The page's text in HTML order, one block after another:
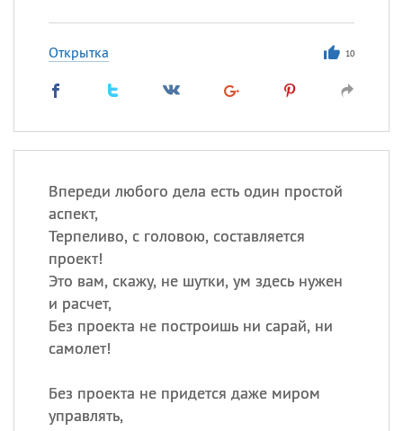
Открытка 10
Впереди любого дела есть один простой
аспект,
Терпеливо, с головою, составляется
проект!
Это вам, скажу, не шутки, ум здесь нужен
и расчет,
Без проекта не построишь ни сарай, ни
самолет!
Без проекта не придется даже миром
управлять,